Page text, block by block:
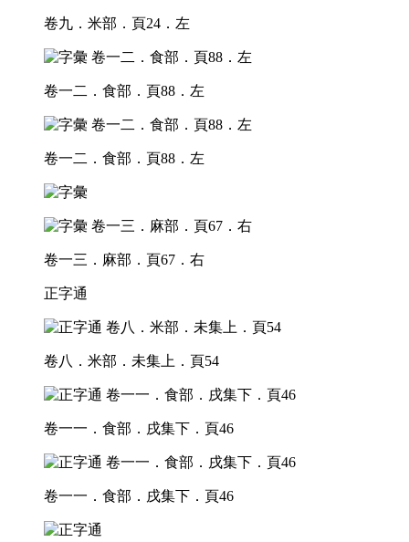
卷九．米部．頁24．左
卷一二．食部．頁88．左
卷一二．食部．頁88．左
卷一三．麻部．頁67．右
正字通
卷八．米部．未集上．頁54
卷一一．食部．戌集下．頁46
卷一一．食部．戌集下．頁46